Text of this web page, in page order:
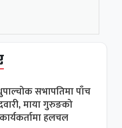
सभापतिमा पाँच
माया गुरुङको
हलचल